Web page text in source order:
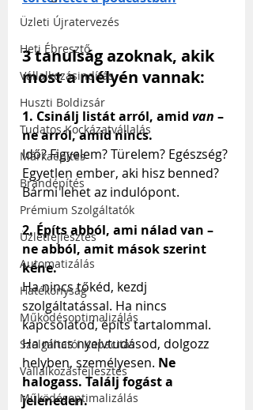
Üzleti Újratervezés
Heti Ébresztő
Vállalkozásindítás
Huszti Boldizsár
Tudatos Kockázatvállalás
Márkaépítés
Brandépítés
Prémium Szolgáltatók
Üzletfejlesztés
Automatizálás
Hatékonyság
Működésoptimalizálás
Szolgáltatói Kapacitás
Vállalkozásfejlesztés
Működésoptimalizálás
3 tanulság azoknak, akik
most a mélyén vannak:
1. Csinálj listát arról, amid van –
ne arról, amid nincs.
Idő? Figyelem? Türelem? Egészség?
Egyetlen ember, aki hisz benned?
Bármi lehet az indulópont.
2. Építs abból, ami nálad van –
ne abból, amit mások szerint
kéne.
Ha nincs tőkéd, kezdj
szolgáltatással. Ha nincs
kapcsolatod, építs tartalommal.
Ha nincs nyelvtudásod, dolgozz
helyben, személyesen. Ne
halogass. Találj fogást a
jeleneden.